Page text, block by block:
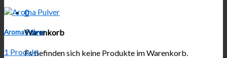
0
Warenkorb
Es befinden sich keine Produkte im Warenkorb.
Aroma Pulver
1 Produkt